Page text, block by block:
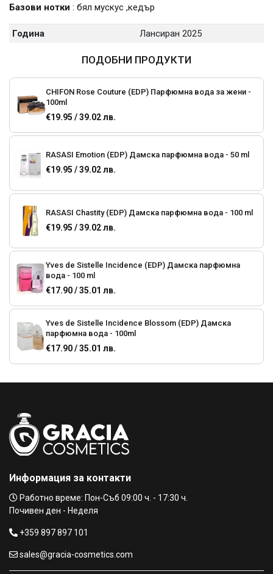
ПОДОБНИ ПРОДУКТИ
CHIFON Rose Couture (EDP) Парфюмна вода за жени -
100ml
€19.95 / 39.02 лв.
RASASI Emotion (EDP) Дамска парфюмна вода - 50 ml
€19.95 / 39.02 лв.
RASASI Chastity (EDP) Дамска парфюмна вода - 100 ml
€19.95 / 39.02 лв.
Yves de Sistelle Incidence (EDP) Дамска парфюмна
вода - 100 ml
€17.90 / 35.01 лв.
Yves de Sistelle Incidence Blossom (EDP) Дамска
парфюмна вода - 100ml
€17.90 / 35.01 лв.
Elizabeth Arden White Tea (EDТ) Дамска тоалетна вода
Elizabeth Arden Arden Beauty (EDP) Дамска парфюмна
вода
DAVIDOFF Cool Wather (EDT) Тоалетна вода за жени -
100 ml
TOM TAILOR Unified (EDP) Дамска парфюмна вода - 50
Базови нотки : бял мускус ,кедър
Година Лансиран 2025
Информация за контакти
Работно време: Пон-Съб 09:00 ч. - 17:30 ч.
Почивен ден - Неделя
+359 897 897 101
sales@gracia-cosmetics.com